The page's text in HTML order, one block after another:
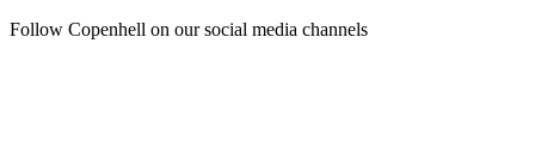
Follow Copenhell on our social media channels